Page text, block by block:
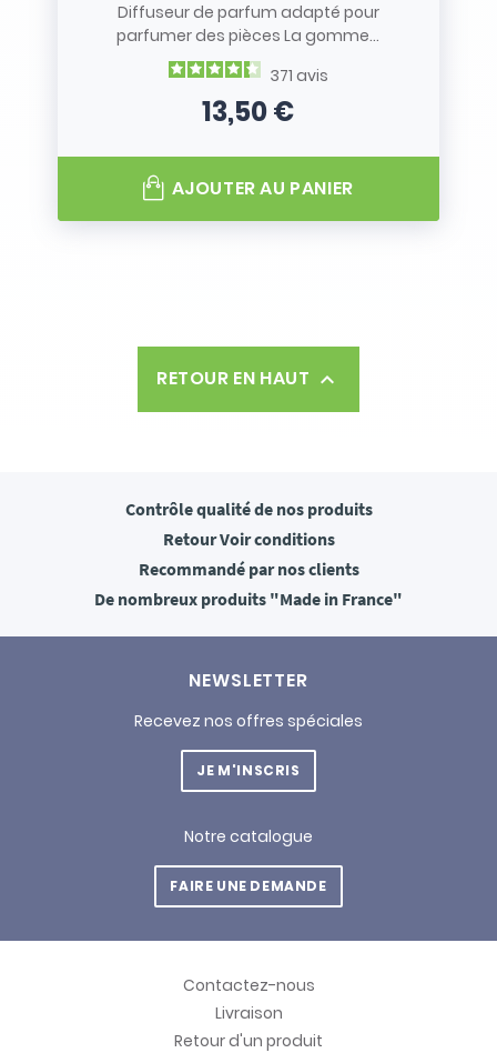
Diffuseur de parfum adapté pour
parfumer des pièces La gomme...
371 avis
Prix
13,50 €
AJOUTER AU PANIER
RETOUR EN HAUT 
Contrôle qualitéde nos produits
RetourVoir conditions
Recommandépar nos clients
De nombreux produits "Made in France"
NEWSLETTER
Recevez nos offres spéciales
JE M'INSCRIS
Notre catalogue
FAIRE UNE DEMANDE
Contactez-nous
Livraison
Retour d'un produit